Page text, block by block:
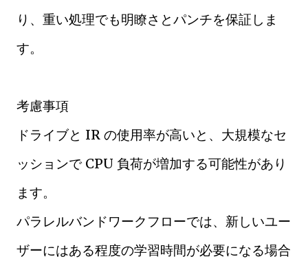
り、重い処理でも明瞭さとパンチを保証しま
す。
考慮事項
ドライブと IR の使用率が高いと、大規模なセ
ッションで CPU 負荷が増加する可能性があり
ます。
パラレルバンドワークフローでは、新しいユー
ザーにはある程度の学習時間が必要になる場合